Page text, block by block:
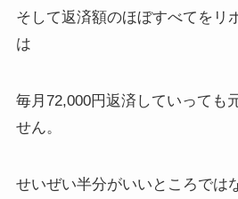
そして返済額のほぼすべてをリ
は
毎月72,000円返済していっても
せん。
せいぜい半分がいいところでは